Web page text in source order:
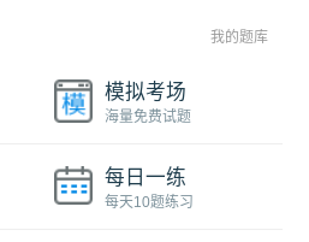
我的题库
模拟考场
海量免费试题
每日一练
每天10题练习